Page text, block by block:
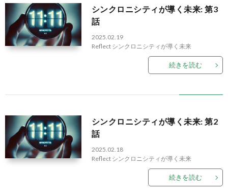
シンクロニシティが導く未来: 第3
話
2025.02.19
Reflect シンクロニシティが導く未来
続きを読む
シンクロニシティが導く未来: 第2
話
2025.02.18
Reflect シンクロニシティが導く未来
続きを読む